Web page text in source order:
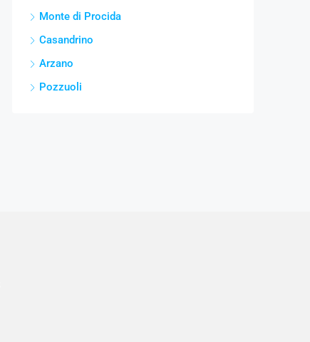
Monte di Procida
Casandrino
Arzano
Pozzuoli